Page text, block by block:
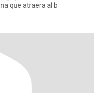
que atraera al b